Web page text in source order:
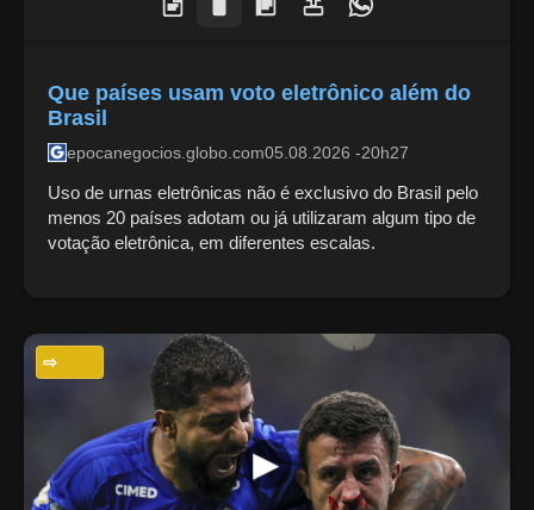
Que países usam voto eletrônico além do
Brasil
epocanegocios.globo.com05.08.2026 -20h27
Uso de urnas eletrônicas não é exclusivo do Brasil pelo
menos 20 países adotam ou já utilizaram algum tipo de
votação eletrônica, em diferentes escalas.
ESPORTES